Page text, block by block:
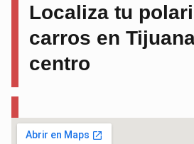
Localiza tu
carros en
centro